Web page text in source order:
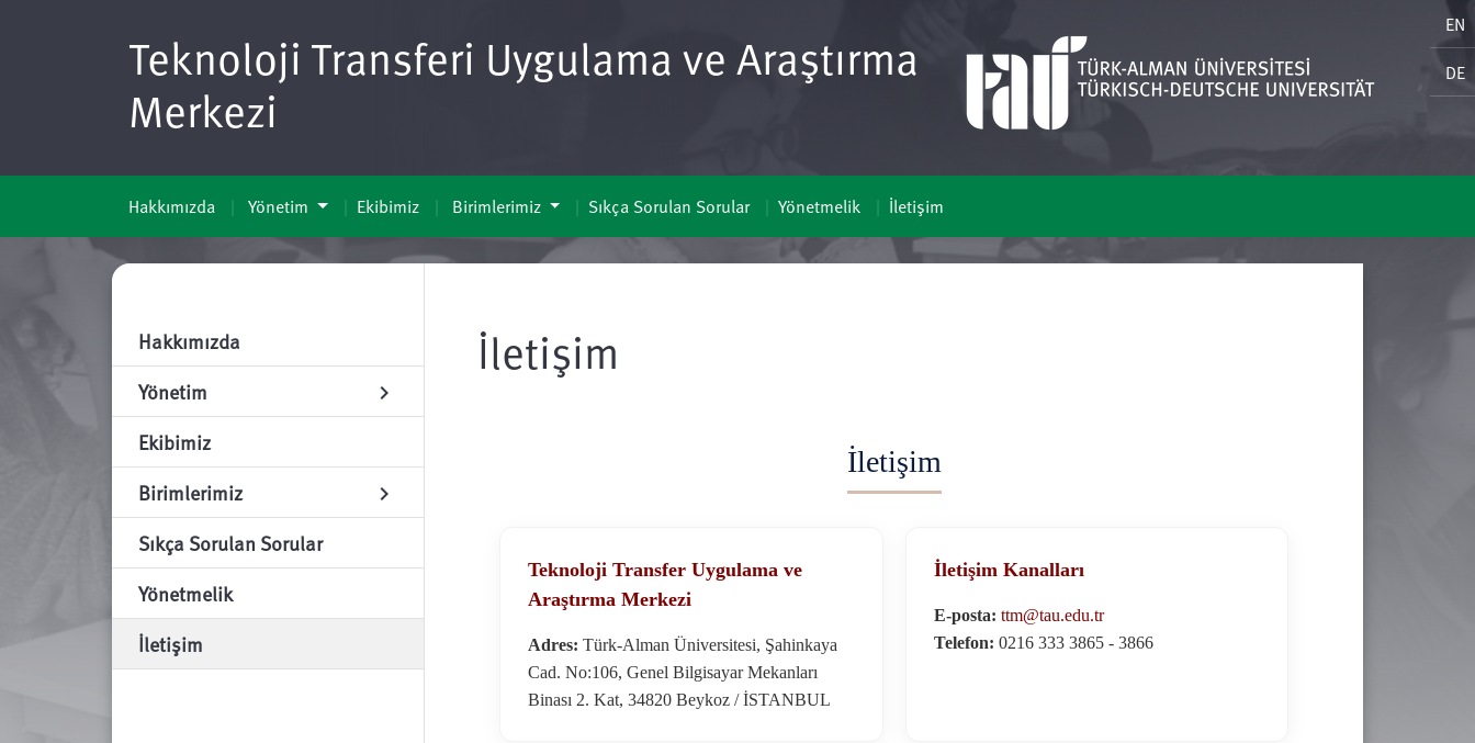
EN
DE
Teknoloji Transferi Uygulama ve Araştırma
Merkezi
Hakkımızda Yönetim Ekibimiz Birimlerimiz Sıkça Sorulan Sorular Yönetmelik İletişim
Hakkımızda
Yönetim
chevron_right
Ekibimiz
Birimlerimiz
chevron_right
Sıkça Sorulan Sorular
Yönetmelik
İletişim
İletişim
İletişim
Teknoloji Transfer Uygulama ve
Araştırma Merkezi
Adres: Türk-Alman Üniversitesi, Şahinkaya
Cad. No:106, Genel Bilgisayar Mekanları
Binası 2. Kat, 34820 Beykoz / İSTANBUL
İletişim Kanalları
E-posta: ttm@tau.edu.tr
Telefon: 0216 333 3865 - 3866